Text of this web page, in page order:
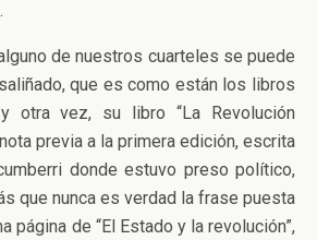
de nuestros cuarteles se puede
que es como están los libros
otra vez, su libro “La Revolución
previa a la primera edición, escrita
donde estuvo preso político,
que nunca es verdad la frase puesta
página de “El Estado y la revolución”,